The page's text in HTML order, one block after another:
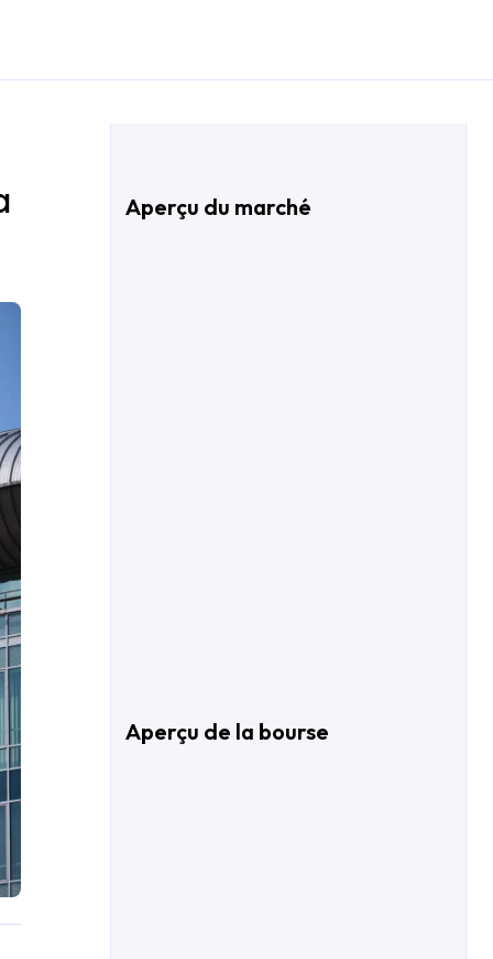
Aperçu du marché
Aperçu de la bourse